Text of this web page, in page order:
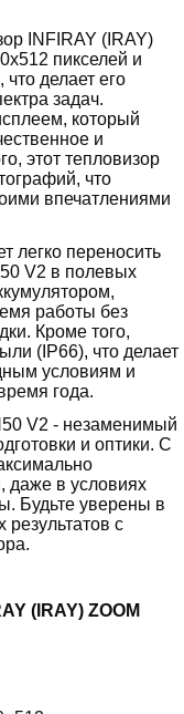
INFIRAY (IRAY)
пикселей и
делает его
задач.
который
и
этот тепловизор
что
впечатлениями
легко переносить
V2 в полевых
работы без
Кроме того,
(IP66), что делает
условиям и
года.
V2 - незаменимый
и оптики. С
даже в условиях
Будьте уверены в
результатов с
(IRAY) ZOOM